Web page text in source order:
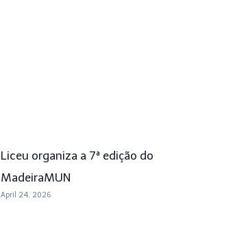
Liceu organiza a 7ª edição do
MadeiraMUN
April 24, 2026